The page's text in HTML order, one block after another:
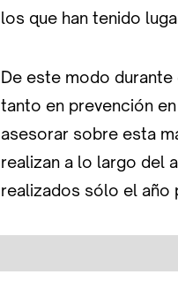
los que han tenido
De este modo
tanto en prevención
asesorar sobre esta
realizan a lo largo del
realizados sólo el año